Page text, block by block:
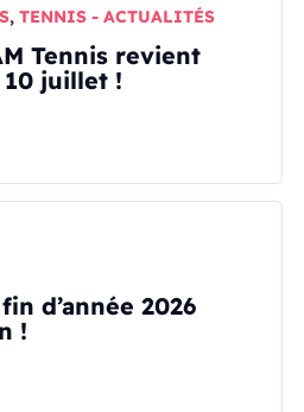
,TENNIS - ACTUALITÉS
Tennis revient
juillet !
d’année 2026
!